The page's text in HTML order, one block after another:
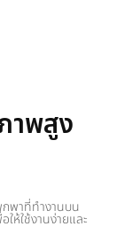
าพสูง
พาที่ทำงานบน
ห้ใช้งานง่ายและ